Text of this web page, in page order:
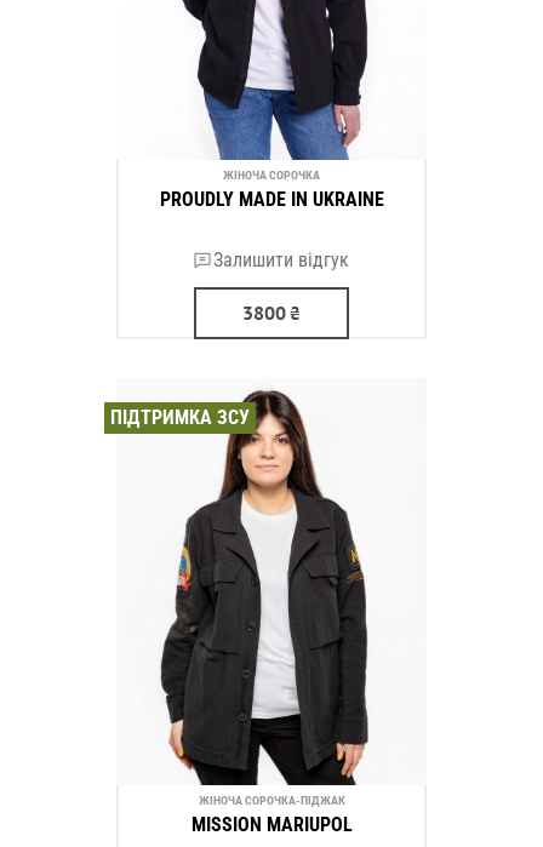
ЖІНОЧА СОРОЧКА
PROUDLY MADE IN UKRAINE
Залишити відгук
3800₴
ПІДТРИМКА ЗСУ
ЖІНОЧА СОРОЧКА-ПІДЖАК
MISSION MARIUPOL